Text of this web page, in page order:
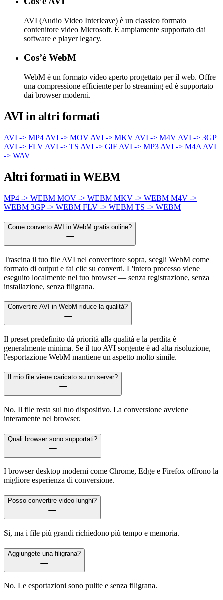
AVI (Audio Video Interleave) è un classico formato
contenitore video Microsoft. È ampiamente supportato dai
software e player legacy.
Cos’è WebM
WebM è un formato video aperto progettato per il web. Offre
una compressione efficiente per lo streaming ed è supportato
dai browser moderni.
AVI in altri formati
AVI -> MP4 AVI -> MOV AVI -> MKV AVI -> M4V AVI -> 3GP
AVI -> FLV AVI -> TS AVI -> GIF AVI -> MP3 AVI -> M4A AVI
-> WAV
Altri formati in WEBM
MP4 -> WEBM MOV -> WEBM MKV -> WEBM M4V ->
WEBM 3GP -> WEBM FLV -> WEBM TS -> WEBM
Come converto AVI in WebM gratis online?
Trascina il tuo file AVI nel convertitore sopra, scegli WebM come
formato di output e fai clic su converti. L'intero processo viene
eseguito localmente nel tuo browser — senza registrazione, senza
installazione, senza filigrana.
Convertire AVI in WebM riduce la qualità?
Il preset predefinito dà priorità alla qualità e la perdita è
generalmente minima. Se il tuo AVI sorgente è ad alta risoluzione,
l'esportazione WebM mantiene un aspetto molto simile.
Il mio file viene caricato su un server?
No. Il file resta sul tuo dispositivo. La conversione avviene
interamente nel browser.
Quali browser sono supportati?
I browser desktop moderni come Chrome, Edge e Firefox offrono la
migliore esperienza di conversione.
Posso convertire video lunghi?
Sì, ma i file più grandi richiedono più tempo e memoria.
Aggiungete una filigrana?
No. Le esportazioni sono pulite e senza filigrana.